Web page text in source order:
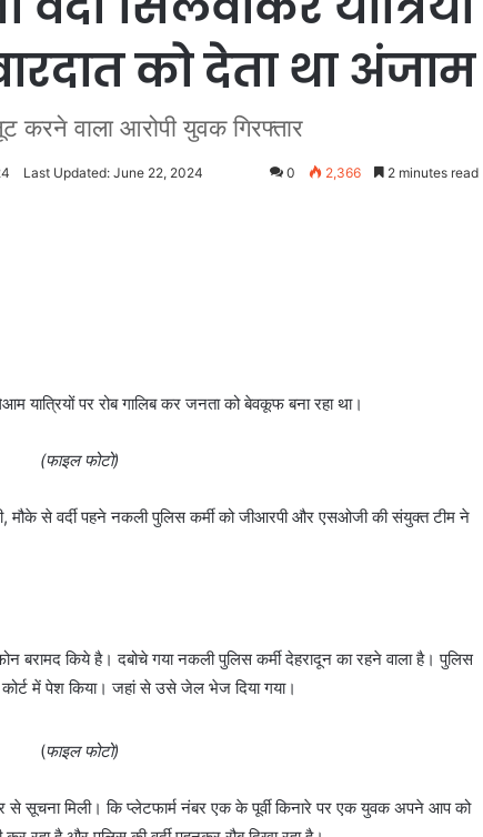
को देता था अंजाम
करने वाला आरोपी युवक गिरफ्तार
Last Updated: June 22, 2024 0 2,366 2 minutes read
यात्रियों पर रोब गालिब कर जनता को बेवकूफ बना रहा था।
(फाइल फोटो)
मौके से वर्दी पहने नकली पुलिस कर्मी को जीआरपी और एसओजी की संयुक्त टीम ने
बरामद किये है। दबोचे गया नकली पुलिस कर्मी देहरादून का रहने वाला है। पुलिस
में पेश किया। जहां से उसे जेल भेज दिया गया।
(फाइल फोटो)
सूचना मिली। कि प्लेटफार्म नंबर एक के पूर्वी किनारे पर एक युवक अपने आप को